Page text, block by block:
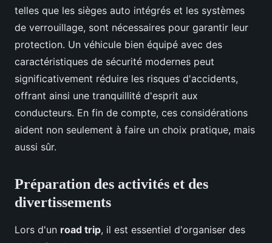
telles que les sièges auto intégrés et les systèmes
de verrouillage, sont nécessaires pour garantir leur
protection. Un véhicule bien équipé avec des
caractéristiques de sécurité modernes peut
significativement réduire les risques d'accidents,
offrant ainsi une tranquillité d'esprit aux
conducteurs. En fin de compte, ces considérations
aident non seulement à faire un choix pratique, mais
aussi sûr.
Préparation des activités et des
divertissements
Lors d'un road trip, il est essentiel d'organiser des